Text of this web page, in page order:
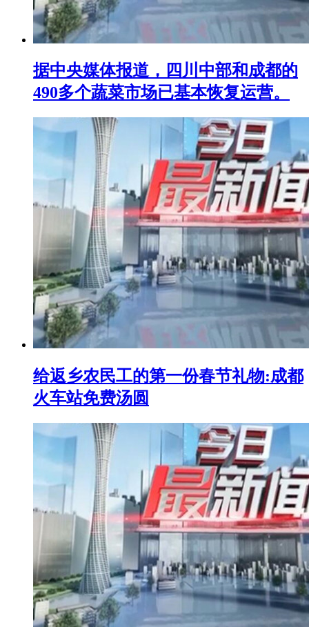
据中央媒体报道，四川中部和成都的
490多个蔬菜市场已基本恢复运营。
给返乡农民工的第一份春节礼物:成都
火车站免费汤圆